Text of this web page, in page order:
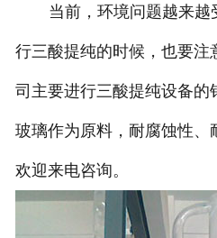
当前，环境问题越来
行三酸提纯的时候，也要注
司主要进行三酸提纯设备的
玻璃作为原料，耐腐蚀性、
欢迎来电咨询。